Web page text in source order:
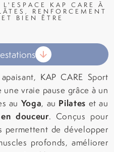
KAP CARE À
RENFORCEMENT
BIEN ÊTRE
KAP CARE Sport
vraie pause grâce à un
au Yoga, au Pilates et au
douceur. Conçus pour
permettent de développer
profonds, améliorer